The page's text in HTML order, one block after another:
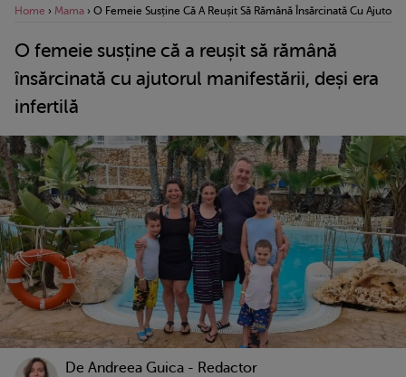
Home › Mama › O Femeie Susține Că A Reușit Să Rămână Însărcinată Cu
O femeie susține că a reușit să rămână
însărcinată cu ajutorul manifestării, deși era
infertilă
De Andreea Guica - Redactor